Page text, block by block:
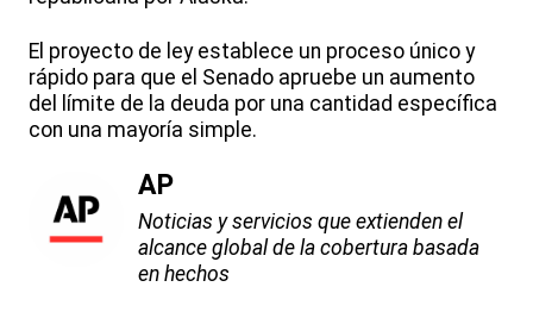
El proyecto de ley establece un proceso único y
rápido para que el Senado apruebe un aumento
del límite de la deuda por una cantidad específica
con una mayoría simple.
AP
Noticias y servicios que extienden el
alcance global de la cobertura basada
en hechos